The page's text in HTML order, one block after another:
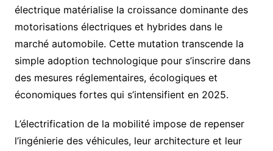
électrique matérialise la croissance dominante des
motorisations électriques et hybrides dans le
marché automobile. Cette mutation transcende la
simple adoption technologique pour s’inscrire dans
des mesures réglementaires, écologiques et
économiques fortes qui s’intensifient en 2025.
L’électrification de la mobilité impose de repenser
l’ingénierie des véhicules, leur architecture et leur